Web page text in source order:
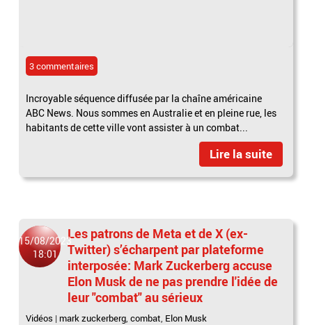
3 commentaires
Incroyable séquence diffusée par la chaîne américaine
ABC News. Nous sommes en Australie et en pleine rue, les
habitants de cette ville vont assister à un combat...
Lire la suite
15/08/2023
18:01
Les patrons de Meta et de X (ex-
Twitter) s’écharpent par plateforme
interposée: Mark Zuckerberg accuse
Elon Musk de ne pas prendre l'idée de
leur "combat" au sérieux
Vidéos | mark zuckerberg,combat, Elon Musk